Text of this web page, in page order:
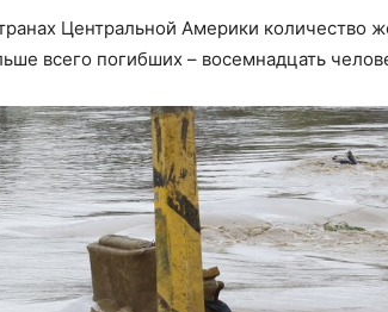
Центральной Америки количество
всего погибших – восемнадцать